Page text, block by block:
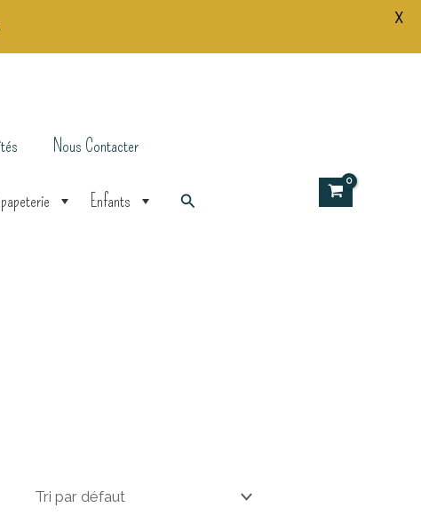
Nous Contacter
Enfants Rechercher
X